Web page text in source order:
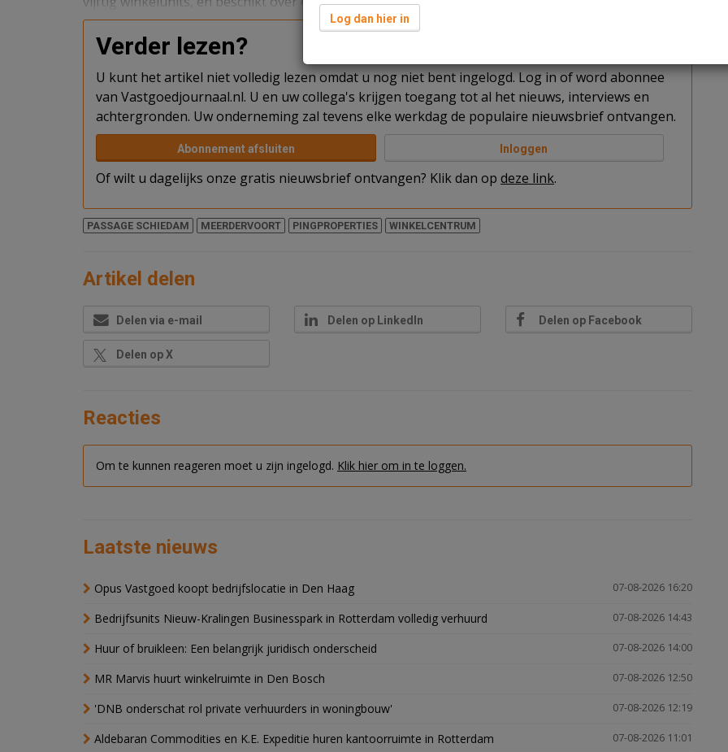
Verder lezen?
U kunt het artikel niet volledig lezen omdat u nog niet bent ingelogd. Log in of word abonnee
van Vastgoedjournaal.nl. U en uw collega's krijgen toegang tot al het nieuws, interviews en
achtergronden. Uw onderneming zal tevens elke werkdag de populaire nieuwsbrief ontvangen.
Abonnement afsluiten Inloggen
Of wilt u dagelijks onze gratis nieuwsbrief ontvangen? Klik dan op deze link.
PASSAGE SCHIEDAM MEERDERVOORT PINGPROPERTIES WINKELCENTRUM
Artikel delen
Delen via e-mail Delen op LinkedIn Delen op Facebook
Delen op X
Reacties
Om te kunnen reageren moet u zijn ingelogd. Klik hier om in te loggen.
Laatste nieuws
07-08-2026 16:20
Opus Vastgoed koopt bedrijfslocatie in Den Haag
07-08-2026 14:43
Bedrijfsunits Nieuw-Kralingen Businesspark in Rotterdam volledig verhuurd
07-08-2026 14:00
Huur of bruikleen: Een belangrijk juridisch onderscheid
07-08-2026 12:50
MR Marvis huurt winkelruimte in Den Bosch
07-08-2026 12:19
'DNB onderschat rol private verhuurders in woningbouw'
07-08-2026 11:01
Aldebaran Commodities en K.E. Expeditie huren kantoorruimte in Rotterdam
Log dan hier in